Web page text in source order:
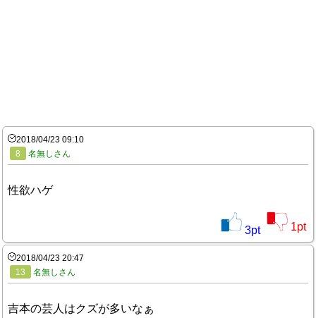
2018/04/23 09:10
8
名無しさん
性欲ハゲ
3pt 1pt
2018/04/23 20:47
13
名無しさん
吉本の芸人はクズが多いなぁ